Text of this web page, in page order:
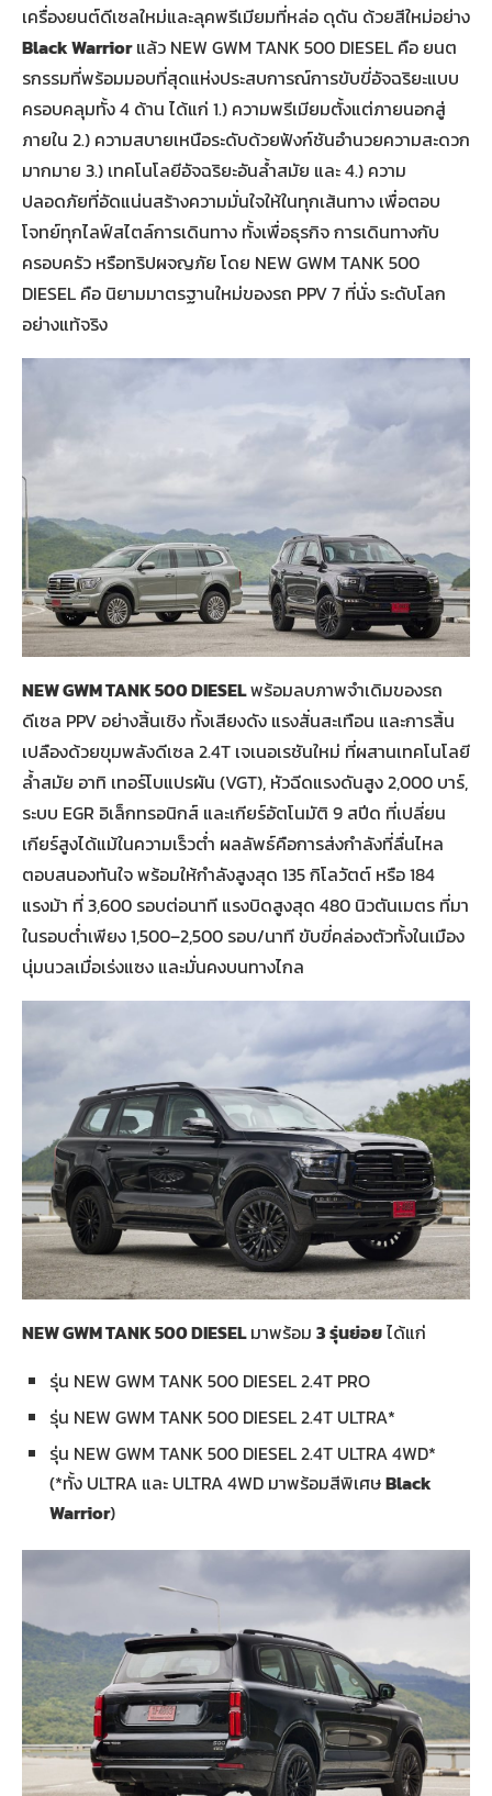
เครื่องยนต์ดีเซลใหม่และลุคพรีเมียมที่หล่อ ดุดัน ด้วยสีใหม่อย่าง
Black Warriorแล้ว NEW GWM TANK 500 DIESEL คือ ยนต
รกรรมที่พร้อมมอบที่สุดแห่งประสบการณ์การขับขี่อัจฉริยะแบบ
ครอบคลุมทั้ง 4 ด้าน ได้แก่ 1.) ความพรีเมียมตั้งแต่ภายนอกสู่
ภายใน 2.) ความสบายเหนือระดับด้วยฟังก์ชันอำนวยความสะดวก
มากมาย 3.) เทคโนโลยีอัจฉริยะอันล้ำสมัย และ 4.) ความ
ปลอดภัยที่อัดแน่นสร้างความมั่นใจให้ในทุกเส้นทาง เพื่อตอบ
โจทย์ทุกไลฟ์สไตล์การเดินทาง ทั้งเพื่อธุรกิจ การเดินทางกับ
ครอบครัว หรือทริปผจญภัย โดย NEW GWM TANK 500
DIESEL คือ นิยามมาตรฐานใหม่ของรถ PPV 7 ที่นั่ง ระดับโลก
อย่างแท้จริง
NEW GWM TANK 500 DIESELพร้อมลบภาพจำเดิมของรถ
ดีเซล PPV อย่างสิ้นเชิง ทั้งเสียงดัง แรงสั่นสะเทือน และการสิ้น
เปลืองด้วยขุมพลังดีเซล 2.4T เจเนอเรชันใหม่ ที่ผสานเทคโนโลยี
ล้ำสมัย อาทิ เทอร์โบแปรผัน (VGT), หัวฉีดแรงดันสูง 2,000 บาร์,
ระบบ EGR อิเล็กทรอนิกส์ และเกียร์อัตโนมัติ 9 สปีด ที่เปลี่ยน
เกียร์สูงได้แม้ในความเร็วต่ำ ผลลัพธ์คือการส่งกำลังที่ลื่นไหล
ตอบสนองทันใจ พร้อมให้กำลังสูงสุด 135 กิโลวัตต์ หรือ 184
แรงม้า ที่ 3,600 รอบต่อนาที แรงบิดสูงสุด 480 นิวตันเมตร ที่มา
ในรอบต่ำเพียง 1,500–2,500 รอบ/นาที ขับขี่คล่องตัวทั้งในเมือง
นุ่มนวลเมื่อเร่งแซง และมั่นคงบนทางไกล
NEW GWM TANK 500 DIESELมาพร้อม 3 รุ่นย่อยได้แก่
รุ่น NEW GWM TANK 500 DIESEL 2.4T PRO
รุ่น NEW GWM TANK 500 DIESEL 2.4T ULTRA*
รุ่น NEW GWM TANK 500 DIESEL 2.4T ULTRA 4WD*
(*ทั้ง ULTRA และ ULTRA 4WD มาพร้อมสีพิเศษBlack
Warrior)